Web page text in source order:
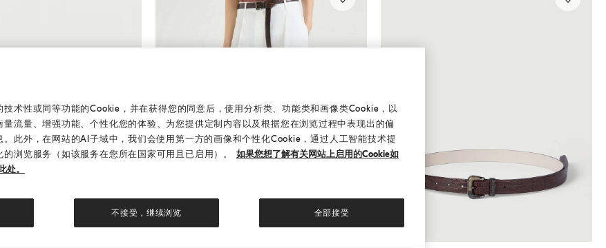
技术性或同等功能的Cookie，并在获得您的同意后，使用分析类、功能类和画像类Cookie，以
流量、增强功能、个性化您的体验、为您提供定制内容以及根据您在浏览过程中表现出的偏
。此外，在网站的AI子域中，我们会使用第一方的画像和个性化Cookie，通过人工智能技术提
浏览服务（如该服务在您所在国家可用且已启用）。
如果您想了解有关网站上启用的Cookie如
处。
不接受，继续浏览 全部接受